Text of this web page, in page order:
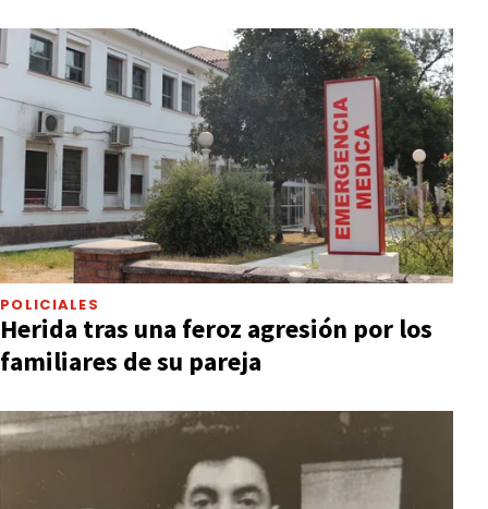
POLICIALES
Herida tras una feroz agresión por los
familiares de su pareja